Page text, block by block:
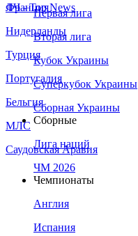
Франция
Нидерланды
Турция
Португалия
Бельгия
МЛС
Саудовская Аравия
ЛЧ - Top News
Первая лига
Вторая лига
Кубок Украины
Суперкубок Украины
Сборная Украины
Сборные
Лига наций
ЧМ 2026
Чемпионаты
Англия
Испания